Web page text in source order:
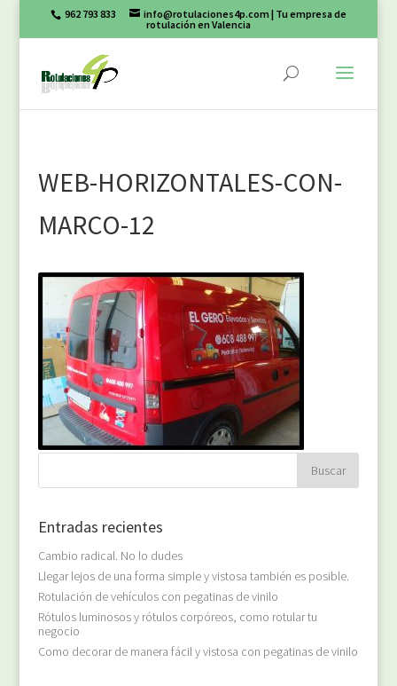
962 793 833 info@rotulaciones4p.com | Tu empresa de
rotulación en Valencia
WEB-HORIZONTALES-CON-
MARCO-12
Entradas recientes
Cambio radical. No lo dudes
Llegar lejos de una forma simple y vistosa también es posible.
Rotulación de vehículos con pegatinas de vinilo
Rótulos luminosos y rótulos corpóreos, como rotular tu
negocio
Como decorar de manera fácil y vistosa con pegatinas de vinilo